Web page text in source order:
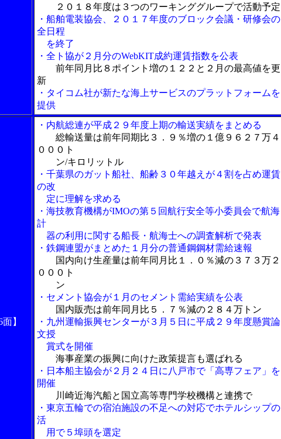
２０１８年度は３つのワーキンググループで活動予定
・船舶電装協会、２０１７年度のブロック会議・研修会の
全日程
を終了
・全ト協が２月分のWebKIT成約運賃指数を公表
前年同月比８ポイント増の１２２と２月の最高値を更
新
・タイコム社が新たな海上サービスのプラットフォームを
提供
】
・内航総連が平成２９年度上期の輸送実績をまとめる
総輸送量は前年同期比３．９％増の１億９６２７万４
０００ト
ン/キロリットル
・千葉県のガット船社、船齢３０年越えが４割を占め運賃
の改
定に理解を求める
・海技教育機構がIMOの第５回航行安全等小委員会で航海
計
器の利用に関する船長・航海士への調査解析で発表
・鉄鋼連盟がまとめた１月分の普通鋼鋼材需給速報
国内向け生産量は前年同月比１．０％減の３７３万２
０００ト
ン
・セメント協会が１月のセメント需給実績を公表
国内販売は前年同月比５．７％減の２８４万トン
・九州運輸振興センターが３月５日に平成２９年度懸賞論
文授
賞式を開催
海事産業の振興に向けた政策提言も選ばれる
・日本船主協会が２月２４日に八戸市で「高専フェア」を
開催
川崎近海汽船と国立高等専門学校機構と連携で
・東京五輪での宿泊施設の不足への対応でホテルシップの
活
用で５埠頭を選定